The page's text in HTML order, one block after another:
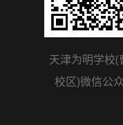
天津为明学校(
校区)微信公